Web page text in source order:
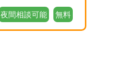
夜間相談可能 無料